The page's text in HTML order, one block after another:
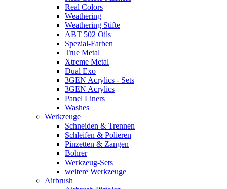
Real Colors
Weathering
Weathering Stifte
ABT 502 Oils
Spezial-Farben
True Metal
Xtreme Metal
Dual Exo
3GEN Acrylics - Sets
3GEN Acrylics
Panel Liners
Washes
Werkzeuge
Schneiden & Trennen
Schleifen & Polieren
Pinzetten & Zangen
Bohrer
Werkzeug-Sets
weitere Werkzeuge
Airbrush